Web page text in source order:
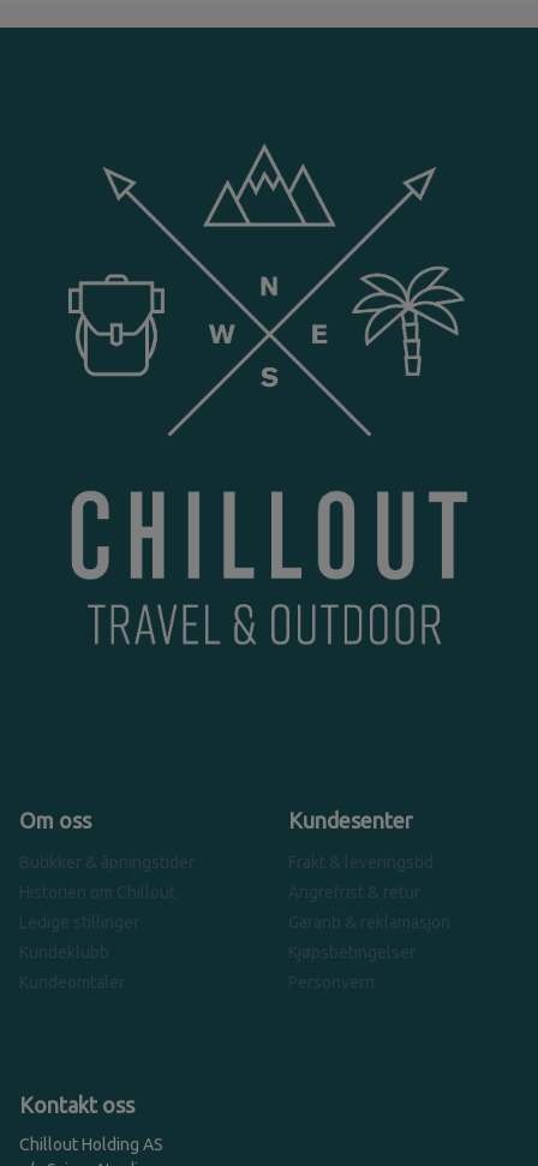
Om oss
Butikker & åpningstider
Historien om Chillout
Ledige stillinger
Kundeklubb
Kundeomtaler
Kundesenter
Frakt & leveringstid
Angrefrist & retur
Garanti & reklamasjon
Kjøpsbetingelser
Personvern
Kontakt oss
Chillout Holding AS